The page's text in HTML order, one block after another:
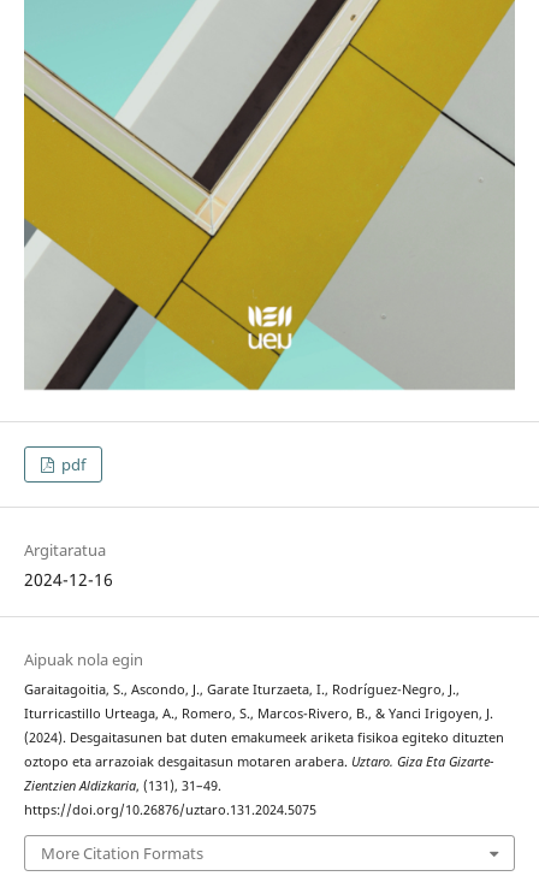
pdf
Argitaratua
2024-12-16
Aipuak nola egin
Garaitagoitia, S., Ascondo, J., Garate Iturzaeta, I., Rodríguez-Negro, J.,
Iturricastillo Urteaga, A., Romero, S., Marcos-Rivero, B., & Yanci Irigoyen, J.
(2024). Desgaitasunen bat duten emakumeek ariketa fisikoa egiteko dituzten
oztopo eta arrazoiak desgaitasun motaren arabera. Uztaro. Giza Eta Gizarte-
Zientzien Aldizkaria, (131), 31–49.
https://doi.org/10.26876/uztaro.131.2024.5075
More Citation Formats